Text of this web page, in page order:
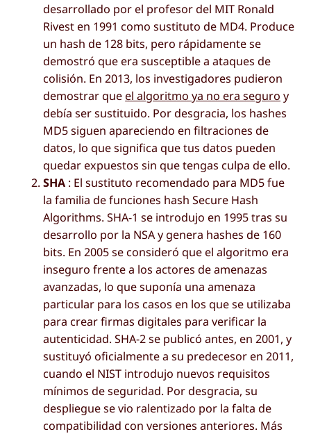
desarrollado por el profesor del MIT Ronald
Rivest en 1991 como sustituto de MD4. Produce
un hash de 128 bits, pero rápidamente se
demostró que era susceptible a ataques de
colisión. En 2013, los investigadores pudieron
demostrar que el algoritmo ya no era seguro y
debía ser sustituido. Por desgracia, los hashes
MD5 siguen apareciendo en filtraciones de
datos, lo que significa que tus datos pueden
quedar expuestos sin que tengas culpa de ello.
SHA : El sustituto recomendado para MD5 fue
la familia de funciones hash Secure Hash
Algorithms. SHA-1 se introdujo en 1995 tras su
desarrollo por la NSA y genera hashes de 160
bits. En 2005 se consideró que el algoritmo era
inseguro frente a los actores de amenazas
avanzadas, lo que suponía una amenaza
particular para los casos en los que se utilizaba
para crear firmas digitales para verificar la
autenticidad. SHA-2 se publicó antes, en 2001, y
sustituyó oficialmente a su predecesor en 2011,
cuando el NIST introdujo nuevos requisitos
mínimos de seguridad. Por desgracia, su
despliegue se vio ralentizado por la falta de
compatibilidad con versiones anteriores. Más